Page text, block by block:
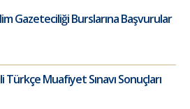
Gazeteciliği Burslarına Başvurular
Türkçe Muafiyet Sınavı Sonuçları